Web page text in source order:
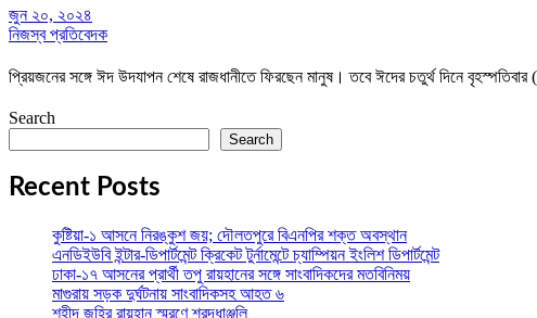
জুন ২০, ২০২৪
নিজস্ব প্রতিবেদক
প্রিয়জনের সঙ্গে ঈদ উদযাপন শেষে রাজধানীতে ফিরছেন মানুষ। তবে ঈদের চতুর্থ দিনে
Search
Search
Recent Posts
কুষ্টিয়া-১ আসনে নিরঙ্কুশ জয়; দৌলতপুরে বিএনপির শক্ত অবস্থান
এনডিইউবি ইন্টার-ডিপার্টমেন্ট ক্রিকেট টুর্নামেন্টে চ্যাম্পিয়ন ইংলিশ ডিপার্টমেন্ট
ঢাকা-১৭ আসনের প্রার্থী তপু রায়হানের সঙ্গে সাংবাদিকদের মতবিনিময়
মাগুরায় সড়ক দুর্ঘটনায় সাংবাদিকসহ আহত ৬
শহীদ জহির রায়হান স্মরণে শ্রদ্ধাঞ্জলি